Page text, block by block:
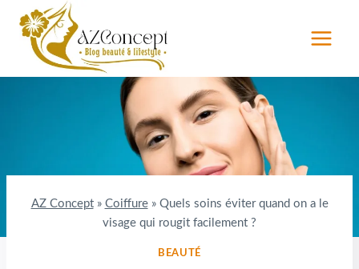
Aller
contenu
AZ Concept» Coiffure» Quels soins éviter quand on a le
visage qui rougit facilement ?
BEAUTÉ